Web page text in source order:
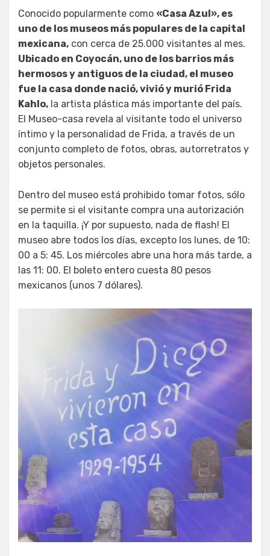
Conocido popularmente como «Casa Azul», es
uno de los museos más populares de la capital
mexicana, con cerca de 25.000 visitantes al mes.
Ubicado en Coyocán, uno de los barrios más
hermosos y antiguos de la ciudad, el museo
fue la casa donde nació, vivió y murió Frida
Kahlo, la artista plástica más importante del país.
El Museo-casa revela al visitante todo el universo
íntimo y la personalidad de Frida, a través de un
conjunto completo de fotos, obras, autorretratos y
objetos personales.
Dentro del museo está prohibido tomar fotos, sólo
se permite si el visitante compra una autorización
en la taquilla. ¡Y por supuesto, nada de flash! El
museo abre todos los días, excepto los lunes, de 10:
00 a 5: 45. Los miércoles abre una hora más tarde, a
las 11: 00. El boleto entero cuesta 80 pesos
mexicanos (unos 7 dólares).